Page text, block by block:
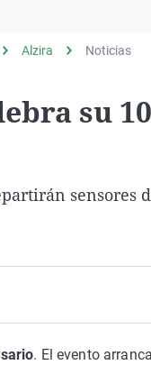
Alzira Noticias
su
sensores
. El evento